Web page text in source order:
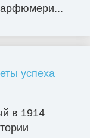
успеха
в 1914